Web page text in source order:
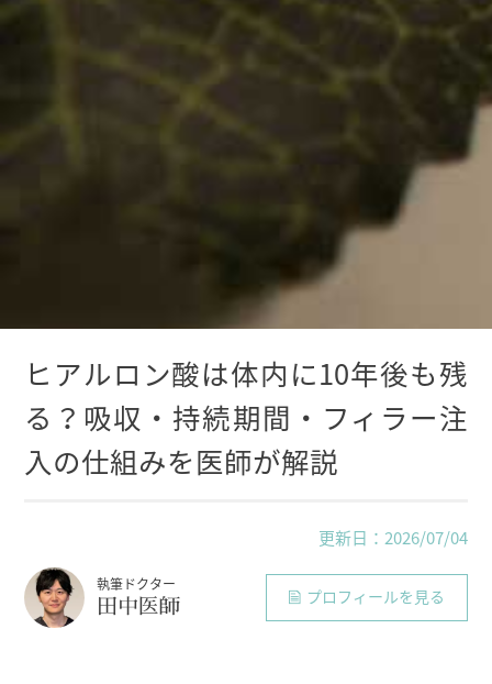
ヒアルロン酸は体内に10年後も残
る？吸収・持続期間・フィラー注
入の仕組みを医師が解説
更新日：2026/07/04
執筆ドクター
田中医師 プロフィールを見る